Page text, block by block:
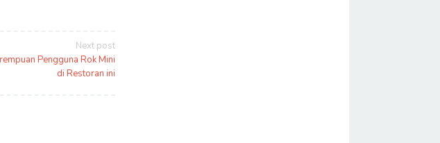
Next post
Pengguna Rok Mini
di Restoran ini